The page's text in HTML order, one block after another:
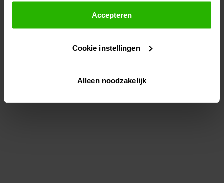
Als je op "Accepteer" klikt, dan geef je Voordeeluitjes.nl
toestemming om cookies voor social media en
gepersonaliseerde advertenties te plaatsen.
Lees hier meer over in onsprivacybeleid
Via "Cookie instellingen" kun je ook zelf instellen welke
Accepteren
Cookie instellingen
Alleen noodzakelijk